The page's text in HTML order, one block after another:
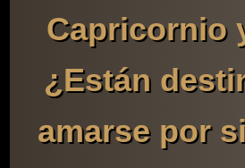
Capricornio
¿Están
amarse por